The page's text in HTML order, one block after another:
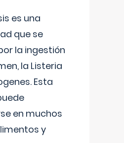
es una
que se
la ingestión
la Listeria
Esta
en muchos
y